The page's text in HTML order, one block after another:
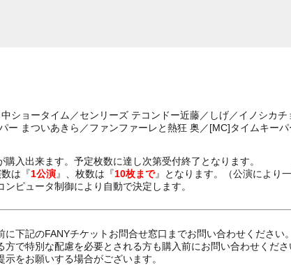
ショータイム／センリーズ テコンドー近藤／しげ／イノシカ
ー まついあきら／ファンファーレと熱狂 奥／[MC]タイムキーパ
入出来ます。予定枚数に達し次第受付終了となります。
は『1公演』、枚数は『10枚まで』となります。（公演により
ピュータ制御により自動で決定します。
下記のFANYチケットお問合せ窓口までお問い合わせください。
で特別な配慮を必要とされる方も購入前にお問い合わせくださ
をお願いする場合がございます。